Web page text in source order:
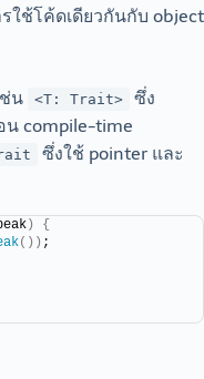
ใช้โค้ดเดียวกันกับ object
น <T: Trait>
ซึ่ง
น compile-time
ซึ่งใช้ pointer และ
)
{
()) ;